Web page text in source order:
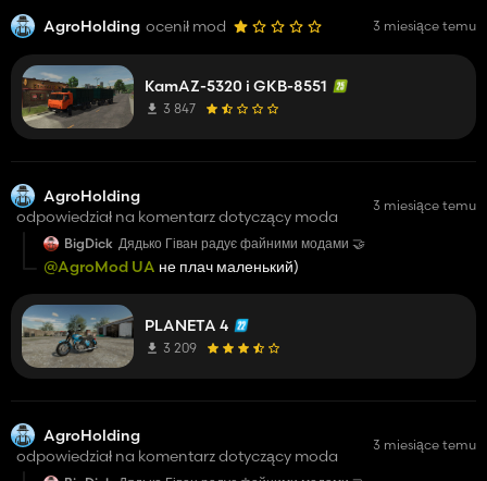
AgroHolding ocenił mod 3 miesiące temu
KamAZ-5320 i GKB-8551
3 847
AgroHolding
odpowiedział na komentarz dotyczący moda
3 miesiące temu
BigDick Дядько Гіван радує файними модами 🤝
@AgroMod UA не плач маленький)
PLANETA 4
3 209
AgroHolding
odpowiedział na komentarz dotyczący moda
3 miesiące temu